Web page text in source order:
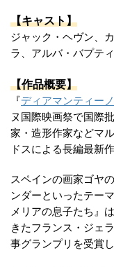
【キャスト】
ジャック・ヘヴン、
ラ、アルバ・バプテ
【作品概要】
『ディアマンティー
ヌ国際映画祭で国際
家・造形作家などマ
ドスによる長編最新作
スペインの画家ゴヤ
ンダーといったテー
メリアの息子たち』
きたフランス・ジェ
事グランプリを受賞し